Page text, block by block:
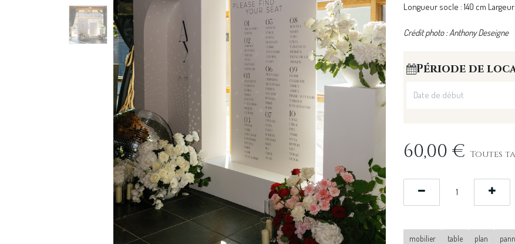
Longueur socle : 140 cm
Crédit photo : Anthony Deseigne
Période de
60,00 € Toutes
mobilier table plan